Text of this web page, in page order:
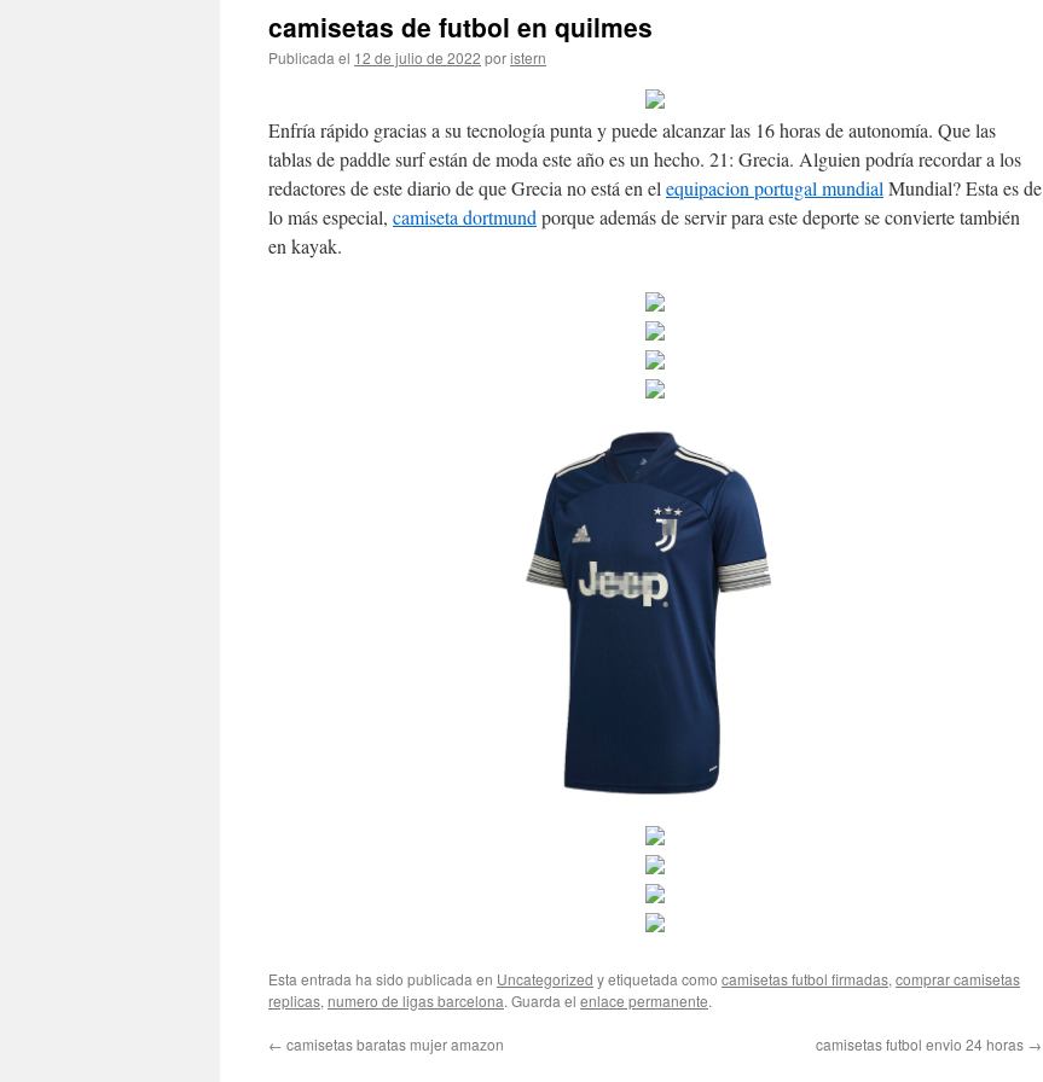
camisetas de futbol en quilmes
Publicada el 12 de julio de 2022 poristern
Enfría rápido gracias a su tecnología punta y puede alcanzar las 16 horas de autonomía. Que las
tablas de paddle surf están de moda este año es un hecho. 21: Grecia. Alguien podría recordar a los
redactores de este diario de que Grecia no está en el equipacion portugal mundial Mundial? Esta es de
lo más especial, camiseta dortmund porque además de servir para este deporte se convierte también
en kayak.
Esta entrada ha sido publicada en Uncategorized y etiquetada como camisetas futbol firmadas, comprar camisetas
replicas, numero de ligas barcelona. Guarda el enlace permanente.
← camisetas baratas mujer amazon camisetas futbol envio 24 horas →